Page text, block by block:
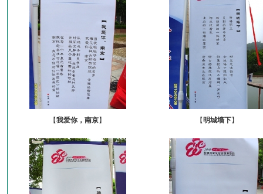
【我爱你，南京】 【明城墙下】